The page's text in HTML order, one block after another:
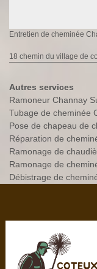
Entretien de cheminée
18 chemin du village de
Autres services
Ramoneur Channay
Tubage de cheminée
Pose de chapeau de
Réparation de
Ramonage de
Ramonage de
Débistrage de